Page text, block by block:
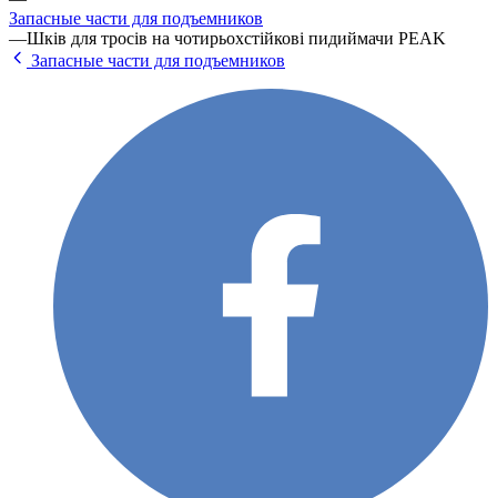
Запасные части для подъемников
—Шків для тросів на чотирьохстійкові пидиймачи PEAK
Запасные части для подъемников